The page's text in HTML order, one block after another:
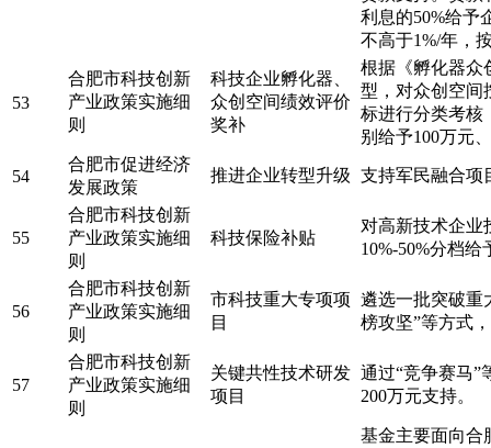
利息的50%给予
不高于1%/年，
53
合肥市科技创新
产业政策实施细
则
科技企业孵化器、
众创空间绩效评价
奖补
根据《孵化器众
型，对众创空间
标进行分类考核
别给予100万元
54
合肥市促进经济
发展政策
推进企业转型升级 支持军民融合项
55
合肥市科技创新
产业政策实施细
则
科技保险补贴
对高新技术企业
10%-50%分档
56
合肥市科技创新
产业政策实施细
则
市科技重大专项项
目
遴选一批突破重
榜攻坚”等方式
57
合肥市科技创新
产业政策实施细
则
关键共性技术研发
项目
通过“竞争赛马
200万元支持。
基金主要面向合